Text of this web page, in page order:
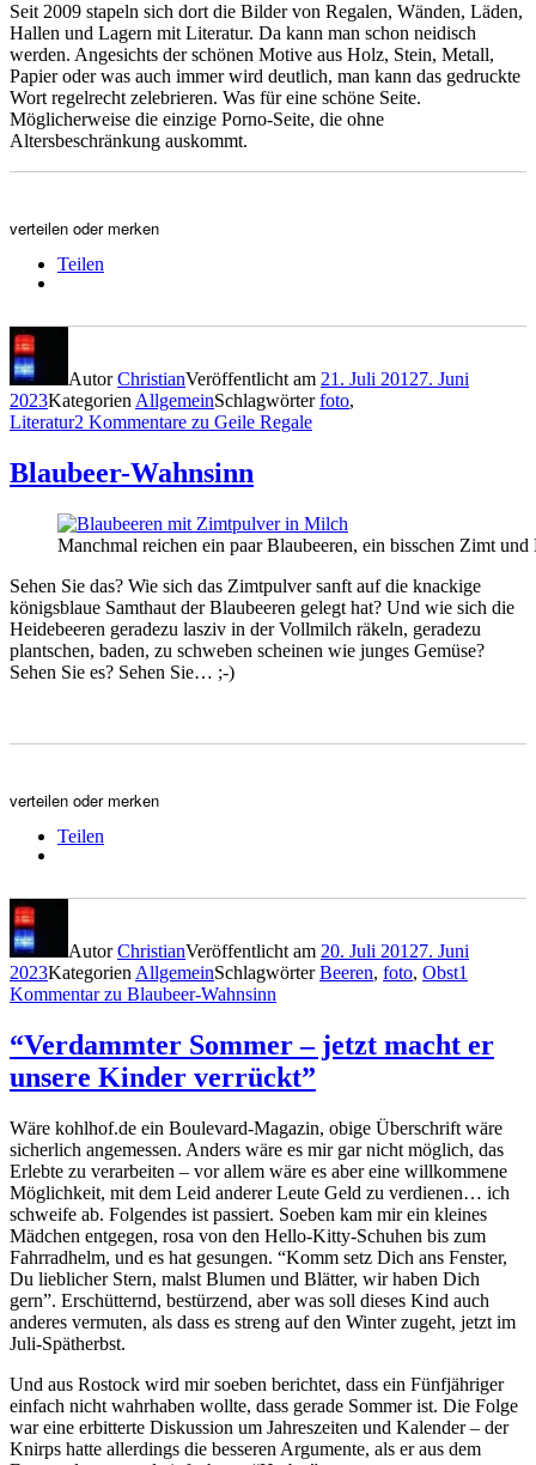
Seit 2009 stapeln sich dort die Bilder von Regalen, Wänden, Läden,
Hallen und Lagern mit Literatur. Da kann man schon neidisch
werden. Angesichts der schönen Motive aus Holz, Stein, Metall,
Papier oder was auch immer wird deutlich, man kann das gedruckte
Wort regelrecht zelebrieren. Was für eine schöne Seite.
Möglicherweise die einzige Porno-Seite, die ohne
Altersbeschränkung auskommt.
verteilen oder merken
Teilen
AutorChristianVeröffentlicht am 21. Juli 20127. Juni
2023Kategorien AllgemeinSchlagwörterfoto,
Literatur2 Kommentare zu Geile Regale
Blaubeer-Wahnsinn
Manchmal reichen ein paar Blaubeeren, ein bisschen Zimt
Sehen Sie das? Wie sich das Zimtpulver sanft auf die knackige
königsblaue Samthaut der Blaubeeren gelegt hat? Und wie sich die
Heidebeeren geradezu lasziv in der Vollmilch räkeln, geradezu
plantschen, baden, zu schweben scheinen wie junges Gemüse?
Sehen Sie es? Sehen Sie… ;-)
verteilen oder merken
Teilen
AutorChristianVeröffentlicht am 20. Juli 20127. Juni
2023Kategorien AllgemeinSchlagwörterBeeren, foto, Obst1
Kommentarzu Blaubeer-Wahnsinn
“Verdammter Sommer – jetzt macht er
unsere Kinder verrückt”
Wäre kohlhof.de ein Boulevard-Magazin, obige Überschrift wäre
sicherlich angemessen. Anders wäre es mir gar nicht möglich, das
Erlebte zu verarbeiten – vor allem wäre es aber eine willkommene
Möglichkeit, mit dem Leid anderer Leute Geld zu verdienen… ich
schweife ab. Folgendes ist passiert. Soeben kam mir ein kleines
Mädchen entgegen, rosa von den Hello-Kitty-Schuhen bis zum
Fahrradhelm, und es hat gesungen. “Komm setz Dich ans Fenster,
Du lieblicher Stern, malst Blumen und Blätter, wir haben Dich
gern”. Erschütternd, bestürzend, aber was soll dieses Kind auch
anderes vermuten, als dass es streng auf den Winter zugeht, jetzt im
Juli-Spätherbst.
Und aus Rostock wird mir soeben berichtet, dass ein Fünfjähriger
einfach nicht wahrhaben wollte, dass gerade Sommer ist. Die Folge
war eine erbitterte Diskussion um Jahreszeiten und Kalender – der
Knirps hatte allerdings die besseren Argumente, als er aus dem